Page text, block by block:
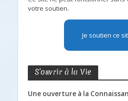
votre soutien.
Je soutien ce
S’ouvrir à la Vie
Une ouverture à la